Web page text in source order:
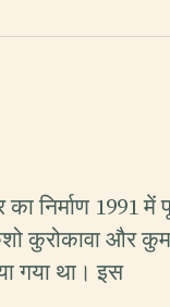
निर्माण 1991 में
कुरोकावा और
गया था। इस